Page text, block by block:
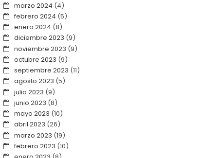
marzo 2024 (4)
febrero 2024 (5)
enero 2024 (8)
diciembre 2023 (9)
noviembre 2023 (9)
octubre 2023 (9)
septiembre 2023 (11)
agosto 2023 (5)
julio 2023 (9)
junio 2023 (8)
mayo 2023 (10)
abril 2023 (26)
marzo 2023 (19)
febrero 2023 (10)